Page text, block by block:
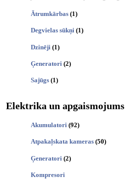
Ātrumkārbas (1)
Degvielas sūkņi (1)
Dzinēji (1)
Ģeneratori (2)
Sajūgs (1)
Elektrika un apgaismojums
Akumulatori (92)
Atpakaļskata kameras (50)
Ģeneratori (2)
Kompresori